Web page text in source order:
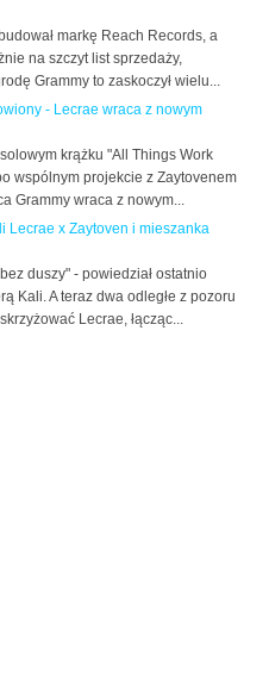
markę Reach Records, a
na szczyt list sprzedaży,
Grammy to zaskoczył wielu...
- Lecrae wraca z nowym
krążku "All Things Work
wspólnym projekcie z Zaytovenem
Grammy wraca z nowym...
Lecrae x Zaytoven i mieszanka
duszy" - powiedział ostatnio
Kali. A teraz dwa odległe z pozoru
Lecrae, łącząc...